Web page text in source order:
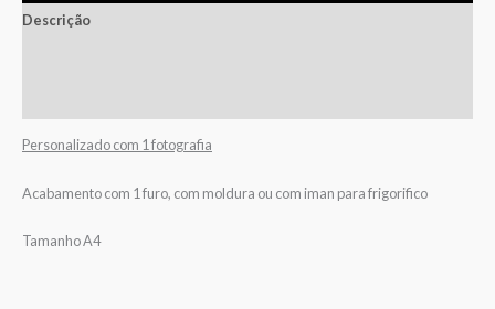
Descrição
Personalizado com 1 fotografia
Acabamento com 1 furo, com moldura ou com iman para frigorifico
Tamanho A4